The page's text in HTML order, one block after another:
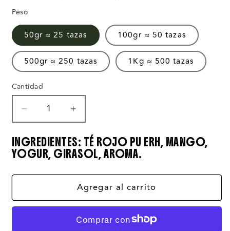
Peso
50gr ≈ 25 tazas 100gr ≈ 50 tazas
500gr ≈ 250 tazas 1Kg ≈ 500 tazas
Cantidad
Reducir
cantidad
para
Té
Rojo
Pu
de
Aumentar
cantidad
para
Té
Rojo
Pu
Erh
de
Mango
INGREDIENTES: TÉ ROJO PU ERH, MANGO,
YOGUR, GIRASOL, AROMA.
Agregar al carrito